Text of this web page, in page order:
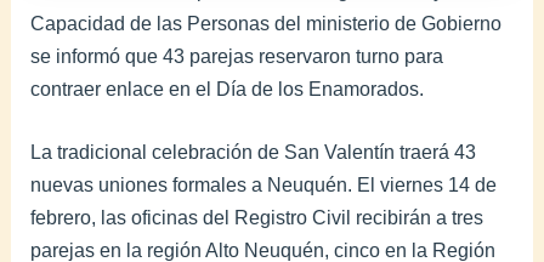
Capacidad de las Personas del ministerio de Gobierno
se informó que 43 parejas reservaron turno para
contraer enlace en el Día de los Enamorados.
La tradicional celebración de San Valentín traerá 43
nuevas uniones formales a Neuquén. El viernes 14 de
febrero, las oficinas del Registro Civil recibirán a tres
parejas en la región Alto Neuquén, cinco en la Región